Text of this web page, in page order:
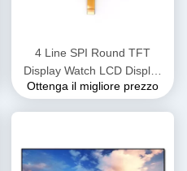
4 Line SPI Round TFT
Display Watch LCD Display
Module 1.54 pollici
Ottenga il migliore prezzo